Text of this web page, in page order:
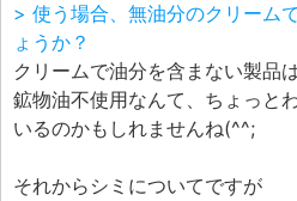
> 使う場合、無油分のクリーム
ょうか？
クリームで油分を含まない製品
鉱物油不使用なんて、ちょっと
いるのかもしれませんね(^^;
それからシミについてですが